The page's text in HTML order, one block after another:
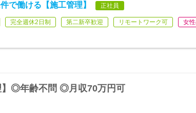
で働ける【施工管理】 正社員
完全週休2日制 第二新卒歓迎 リモートワーク可 女
】◎年齢不問 ◎月収70万円可